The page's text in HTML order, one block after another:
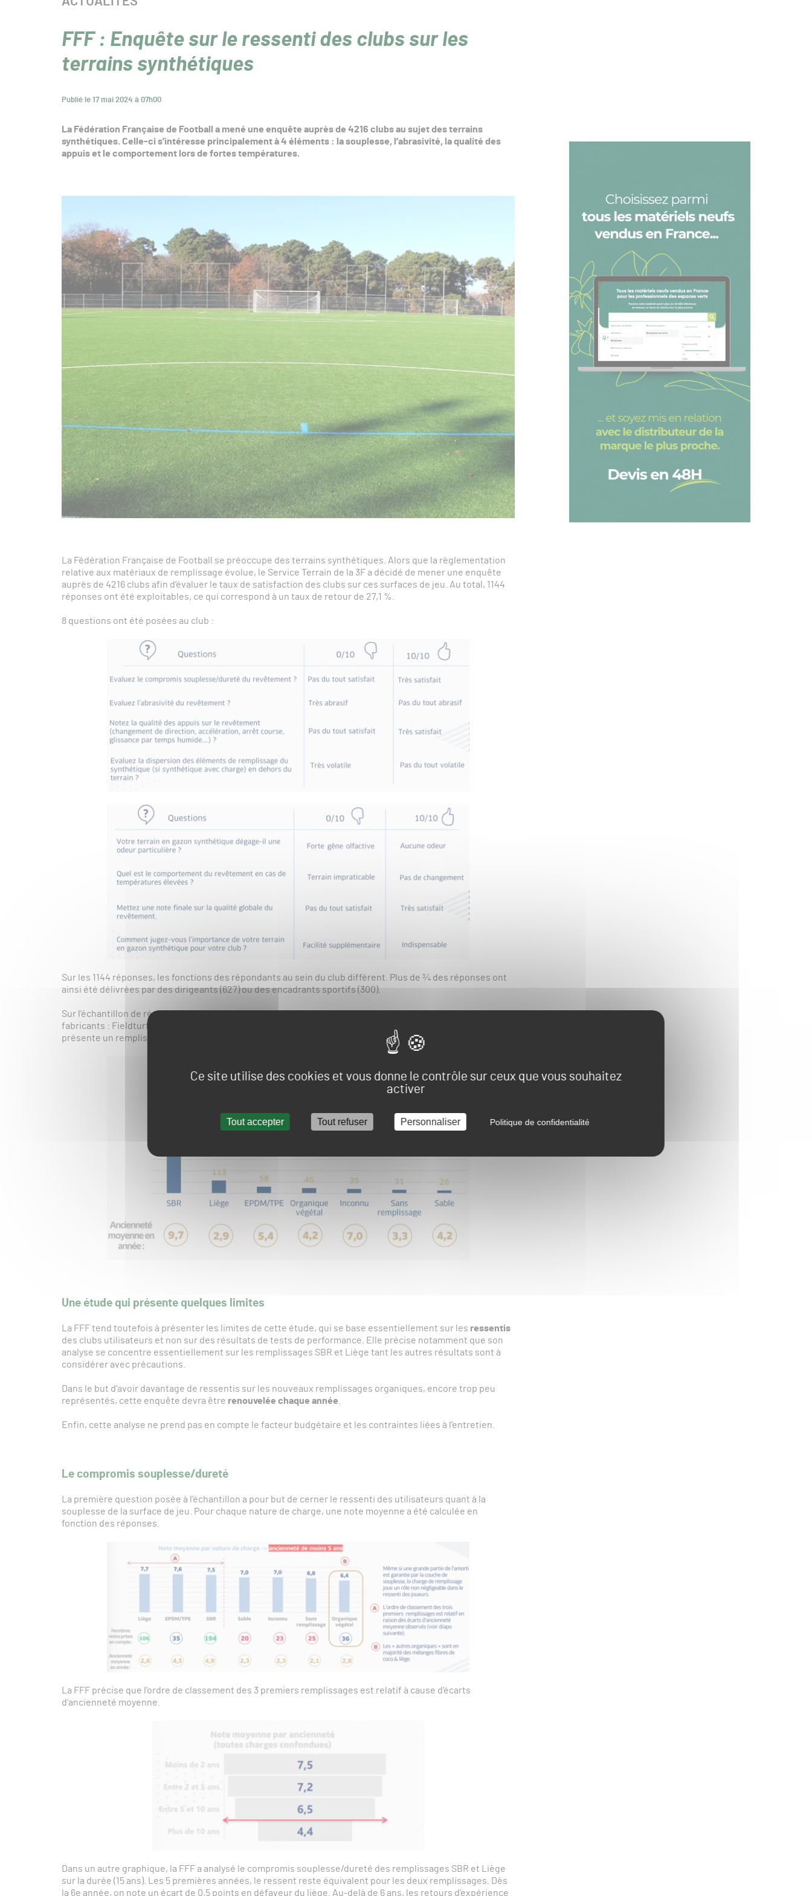
Ce site utilise des cookies et vous donne le contrôle sur ceux que vous souhaitez
activer
Tout accepter Tout refuser Personnaliser Politique de confidentialité
FFF : Enquête sur le ressenti des clubs sur les
terrains synthétiques
Publié le 17 mai 2024 à 07h00
La Fédération Française de Football a mené une enquête auprès de 4216 clubs au sujet des terrains
synthétiques. Celle-ci s’intéresse principalement à 4 éléments : la souplesse, l’abrasivité, la qualité des
appuis et le comportement lors de fortes températures.
La Fédération Française de Football se préoccupe des terrains synthétiques. Alors que la règlementation
relative aux matériaux de remplissage évolue, le Service Terrain de la 3F a décidé de mener une enquête
auprès de 4216 clubs afin d’évaluer le taux de satisfaction des clubs sur ces surfaces de jeu. Au total, 1144
réponses ont été exploitables, ce qui correspond à un taux de retour de 27,1 %.
8 questions ont été posées au club :
Sur les 1144 réponses, les fonctions des répondants au sein du club diffèrent. Plus de ¾ des réponses ont
ainsi été délivrées par des dirigeants (627) ou des encadrants sportifs (300).
Sur l’échantillon de réponses, il est possible d’observer une polarisation des terrains synthétique par 3
fabricants : Fieldturf (398), Eurofield (232) et Polytan (139). La très grande majorité des 1144 terrains
présente un remplissage SBR (831).
Une étude qui présente quelques limites
La FFF tend toutefois à présenter les limites de cette étude, qui se base essentiellement sur les ressentis
des clubs utilisateurs et non sur des résultats de tests de performance. Elle précise notamment que son
analyse se concentre essentiellement sur les remplissages SBR et Liège tant les autres résultats sont à
considérer avec précautions.
Dans le but d’avoir davantage de ressentis sur les nouveaux remplissages organiques, encore trop peu
représentés, cette enquête devra être renouvelée chaque année
Enfin, cette analyse ne prend pas en compte le facteur budgétaire et les contraintes liées à l’entretien.
Le compromis souplesse/dureté
La première question posée à l’échantillon a pour but de cerner le ressenti des utilisateurs quant à la
souplesse de la surface de jeu. Pour chaque nature de charge, une note moyenne a été calculée en
fonction des réponses.
La FFF précise que l’ordre de classement des 3 premiers remplissages est relatif à cause d’écarts
d’ancienneté moyenne.
Dans un autre graphique, la FFF a analysé le compromis souplesse/dureté des remplissages SBR et Liège
sur la durée (15 ans). Les 5 premières années, le ressent reste équivalent pour les deux remplissages. Dès
la 6e année, on note un écart de 0,5 points en défaveur du liège. Au-delà de 6 ans, les retours d’expérience